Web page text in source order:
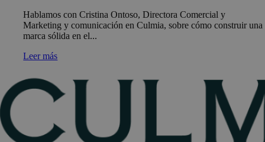
Hablamos con Cristina Ontoso, Directora Comercial y
Marketing y comunicación en Culmia, sobre cómo construir una
marca sólida en el...
Leer más